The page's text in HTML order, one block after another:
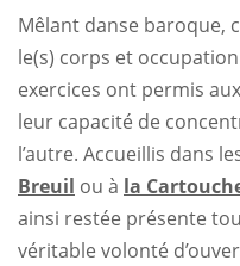
Mêlant danse baroque,
le(s) corps et
exercices ont permis
leur capacité de
l’autre. Accueillis dans
Breuil ou à la
ainsi restée présente
véritable volonté